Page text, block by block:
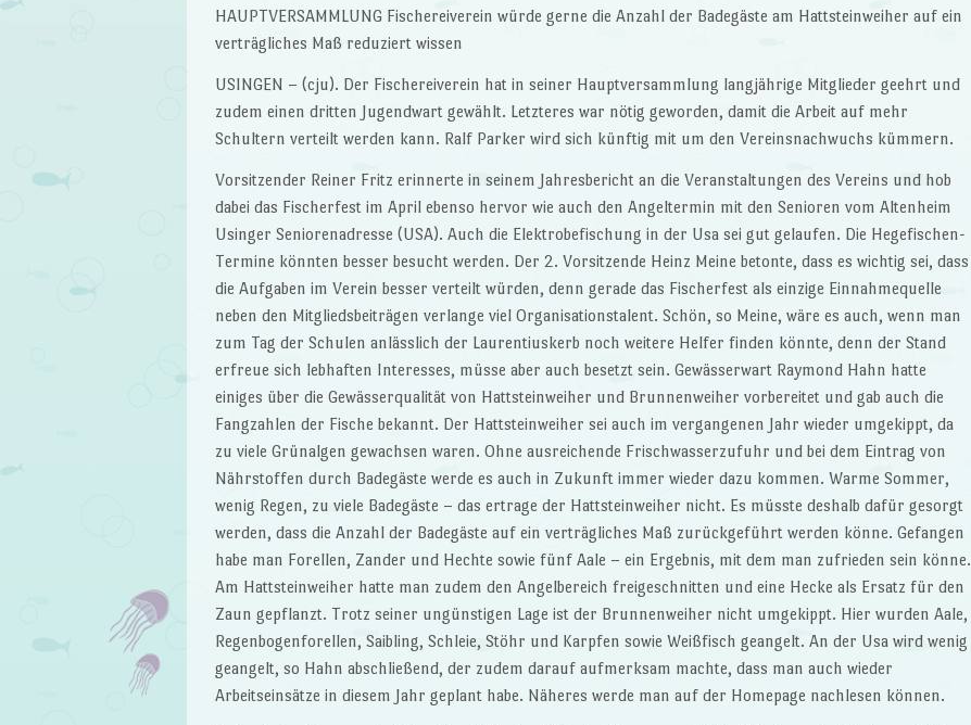
HAUPTVERSAMMLUNG Fischereiverein würde gerne die Anzahl der Badegäste am Hattsteinweiher auf ein
verträgliches Maß reduziert wissen
USINGEN – (cju). Der Fischereiverein hat in seiner Hauptversammlung langjährige Mitglieder geehrt und
zudem einen dritten Jugendwart gewählt. Letzteres war nötig geworden, damit die Arbeit auf mehr
Schultern verteilt werden kann. Ralf Parker wird sich künftig mit um den Vereinsnachwuchs kümmern.
Vorsitzender Reiner Fritz erinnerte in seinem Jahresbericht an die Veranstaltungen des Vereins und hob
dabei das Fischerfest im April ebenso hervor wie auch den Angeltermin mit den Senioren vom Altenheim
Usinger Seniorenadresse (USA). Auch die Elektrobefischung in der Usa sei gut gelaufen. Die Hegefischen-
Termine könnten besser besucht werden. Der 2. Vorsitzende Heinz Meine betonte, dass es wichtig sei, dass
die Aufgaben im Verein besser verteilt würden, denn gerade das Fischerfest als einzige Einnahmequelle
neben den Mitgliedsbeiträgen verlange viel Organisationstalent. Schön, so Meine, wäre es auch, wenn man
zum Tag der Schulen anlässlich der Laurentiuskerb noch weitere Helfer finden könnte, denn der Stand
erfreue sich lebhaften Interesses, müsse aber auch besetzt sein. Gewässerwart Raymond Hahn hatte
einiges über die Gewässerqualität von Hattsteinweiher und Brunnenweiher vorbereitet und gab auch die
Fangzahlen der Fische bekannt. Der Hattsteinweiher sei auch im vergangenen Jahr wieder umgekippt, da
zu viele Grünalgen gewachsen waren. Ohne ausreichende Frischwasserzufuhr und bei dem Eintrag von
Nährstoffen durch Badegäste werde es auch in Zukunft immer wieder dazu kommen. Warme Sommer,
wenig Regen, zu viele Badegäste – das ertrage der Hattsteinweiher nicht. Es müsste deshalb dafür gesorgt
werden, dass die Anzahl der Badegäste auf ein verträgliches Maß zurückgeführt werden könne. Gefangen
habe man Forellen, Zander und Hechte sowie fünf Aale – ein Ergebnis, mit dem man zufrieden sein könne.
Am Hattsteinweiher hatte man zudem den Angelbereich freigeschnitten und eine Hecke als Ersatz für den
Zaun gepflanzt. Trotz seiner ungünstigen Lage ist der Brunnenweiher nicht umgekippt. Hier wurden Aale,
Regenbogenforellen, Saibling, Schleie, Stöhr und Karpfen sowie Weißfisch geangelt. An der Usa wird wenig
geangelt, so Hahn abschließend, der zudem darauf aufmerksam machte, dass man auch wieder
Arbeitseinsätze in diesem Jahr geplant habe. Näheres werde man auf der Homepage nachlesen können.